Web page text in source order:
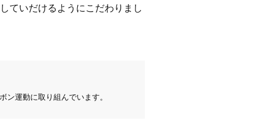
ていだけるようにこだわりまし
運動に取り組んでいます。